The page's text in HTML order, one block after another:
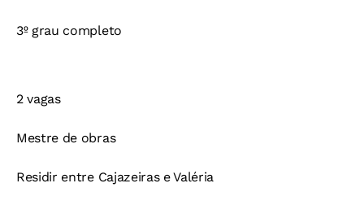
3º grau completo
2 vagas
Mestre de obras
Residir entre Cajazeiras e Valéria